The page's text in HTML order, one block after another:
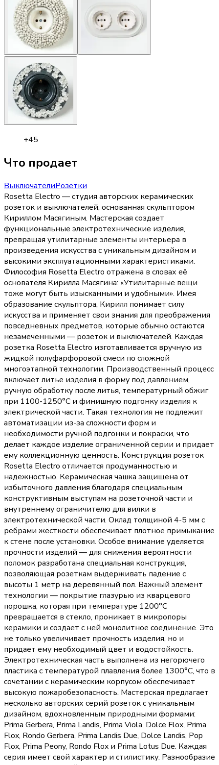
+45
Что продает
ВыключателиРозетки
Rosetta Electro — студия авторских керамических
розеток и выключателей, основанная скульптором
Кириллом Масягиным. Мастерская создает
функциональные электротехнические изделия,
превращая утилитарные элементы интерьера в
произведения искусства с уникальным дизайном и
высокими эксплуатационными характеристиками.
Философия Rosetta Electro отражена в словах её
основателя Кирилла Масягина: «Утилитарные вещи
тоже могут быть изысканными и удобными». Имея
образование скульптора, Кирилл понимает силу
искусства и применяет свои знания для преображения
повседневных предметов, которые обычно остаются
незамеченными — розеток и выключателей. Каждая
розетка Rosetta Electro изготавливается вручную из
жидкой полуфарфоровой смеси по сложной
многоэтапной технологии. Производственный процесс
включает литье изделия в форму под давлением,
ручную обработку после литья, температурный обжиг
при 1100-1250°С и финишную подгонку изделия к
электрической части. Такая технология не подлежит
автоматизации из-за сложности форм и
необходимости ручной подгонки и покраски, что
делает каждое изделие ограниченной серии и придает
ему коллекционную ценность. Конструкция розеток
Rosetta Electro отличается продуманностью и
надежностью. Керамическая чашка защищена от
избыточного давления благодаря специальным
конструктивным выступам на розеточной части и
внутреннему ограничителю для вилки в
электротехнической части. Оклад толщиной 4-5 мм с
ребрами жесткости обеспечивает плотное примыкание
к стене после установки. Особое внимание уделяется
прочности изделий — для снижения вероятности
поломок разработана специальная конструкция,
позволяющая розеткам выдерживать падение с
высоты 1 метр на деревянный пол. Важный элемент
технологии — покрытие глазурью из кварцевого
порошка, которая при температуре 1200°С
превращается в стекло, проникает в микропоры
керамики и создает с ней монолитное соединение. Это
не только увеличивает прочность изделия, но и
придает ему необходимый цвет и водостойкость.
Электротехническая часть выполнена из негорючего
пластика с температурой плавления более 1300°С, что в
сочетании с керамическим корпусом обеспечивает
высокую пожаробезопасность. Мастерская предлагает
несколько авторских серий розеток с уникальным
дизайном, вдохновленным природными формами:
Prima Gerbera, Prima Landis, Prima Viola, Dolce Flox, Prima
Flox, Rondo Gerbera, Prima Landis Due, Dolce Landis, Pop
Flox, Prima Peony, Rondo Flox и Prima Lotus Due. Каждая
серия имеет свой характер и стилистику. Разнообразие